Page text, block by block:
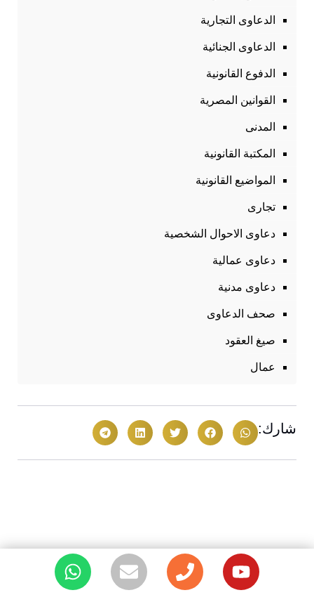
الدعاوى التجارية
الدعاوى الجنائية
الدفوع القانونية
القوانين المصرية
المدنى
المكتبة القانونية
المواضيع القانونية
تجارى
دعاوى الاحوال الشخصية
دعاوى عمالية
دعاوى مدنية
صحف الدعاوى
صيغ العقود
عمال
شارك:
آخر المقالات